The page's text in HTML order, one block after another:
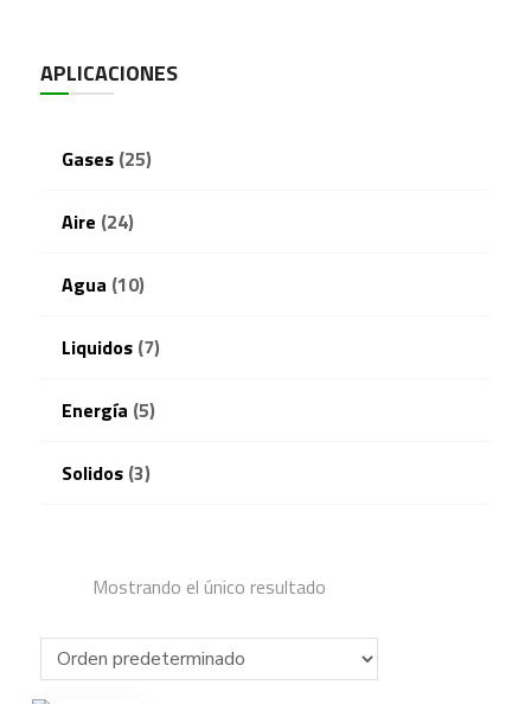
APLICACIONES
Gases(25)
Aire (24)
Agua (10)
Liquidos(7)
Energía (5)
Solidos(3)
Mostrando el único resultado